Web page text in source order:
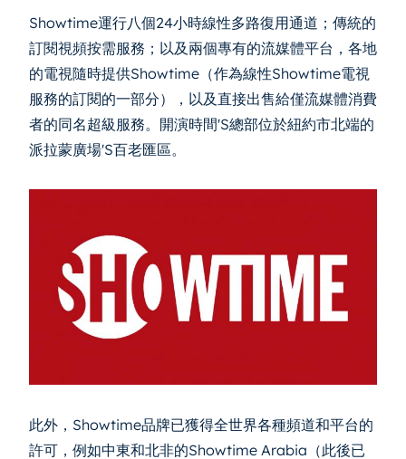
Showtime運行八個24小時線性多路復用通道；傳統的
訂閱視頻按需服務；以及兩個專有的流媒體平台，各地
的電視隨時提供Showtime（作為線性Showtime電視
服務的訂閱的一部分），以及直接出售給僅流媒體消費
者的同名超級服務。開演時間'S總部位於紐約市北端的
派拉蒙廣場'S百老匯區。
此外，Showtime品牌已獲得全世界各種頻道和平台的
許可，例如中東和北非的Showtime Arabia（此後已